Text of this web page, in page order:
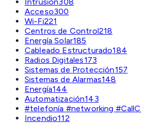
Acceso300
Wi-Fi221
Centros de Control218
Energía Solar185
Cableado Estructurado184
Radios Digitales173
Sistemas de Protección157
Sistemas de Alarmas148
Energía144
Automatización143
#telefonía #networking
Incendio112